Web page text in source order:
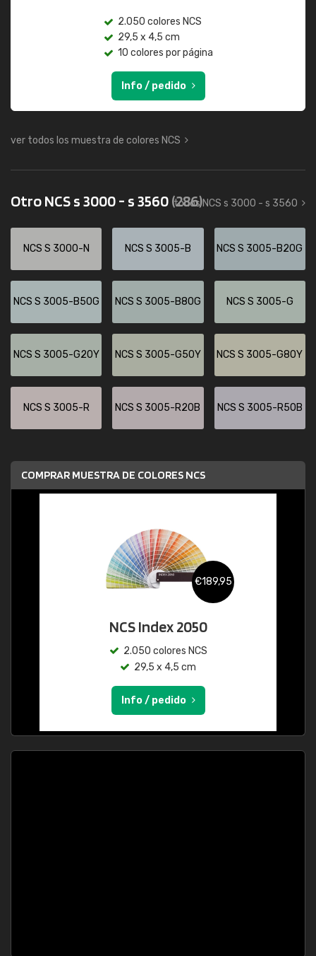
2.050 colores NCS
29,5 x 4,5 cm
10 colores por página
Info / pedido
ver todos los muestra de colores NCS
Otro NCS s 3000 - s 3560(286)
todos NCS s 3000 - s 3560
NCS S 3000-N NCS S 3005-B NCS S 3005-B20G
NCS S 3005-B50G NCS S 3005-B80G NCS S 3005-G
NCS S 3005-G20Y NCS S 3005-G50Y NCS S 3005-G80Y
NCS S 3005-R NCS S 3005-R20B NCS S 3005-R50B
COMPRAR MUESTRA DE COLORES NCS
€189,95
NCS Index 2050
2.050 colores NCS
29,5 x 4,5 cm
Info / pedido